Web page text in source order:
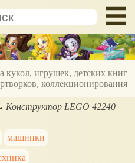
кукол, игрушек, детских книг
коллекционирования
Конструктор LEGO 42240
машинки